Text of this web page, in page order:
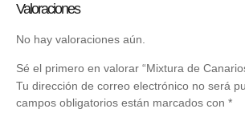
Valoraciones
No hay valoraciones aún.
Sé el primero en valorar “Mixtura de
Tu dirección de correo electrónico no será
campos obligatorios están marcados con *